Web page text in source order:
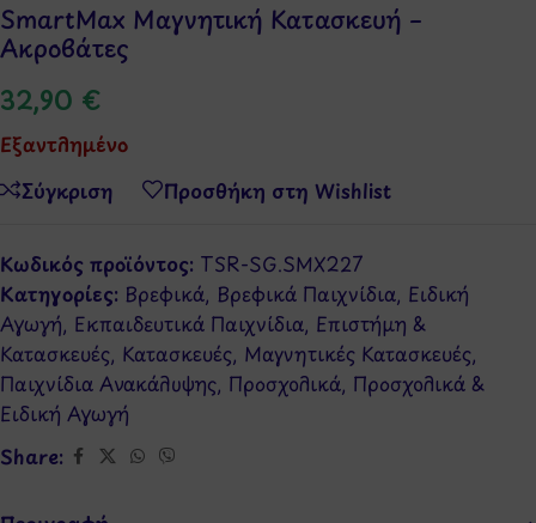
SmartMax Μαγνητική Κατασκευή –
Ακροβάτες
32,90 €
Εξαντλημένο
Σύγκριση
Προσθήκη στη Wishlist
Κωδικός προϊόντος: TSR-SG.SMX227
Κατηγορίες: Βρεφικά, Βρεφικά Παιχνίδια, Ειδική
Αγωγή, Εκπαιδευτικά Παιχνίδια, Επιστήμη &
Κατασκευές, Κατασκευές, Μαγνητικές Κατασκευές,
Παιχνίδια Ανακάλυψης, Προσχολικά, Προσχολικά &
Ειδική Αγωγή
Share: